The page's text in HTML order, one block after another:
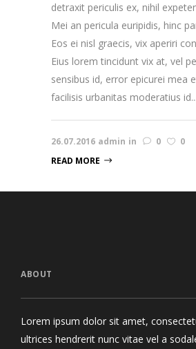
detraxit periculis ex, nihil
Mei an pericula euripidis, hinc
Eos ei nisl graecis, vix aperiri
Eius lorem tincidunt vix at, vel
sensibus id, error epicurei mea
facilisis urbanitas moderatius
26.07.2016 admin in 0
0
READ MORE
ABOUT
Lorem ipsum dolor sit amet,
ultrices hendrerit nunc vitae vel a